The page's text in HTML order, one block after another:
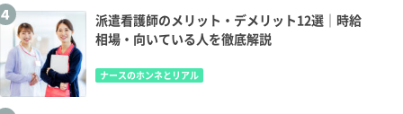
派遣看護師のメリット・デメリット12選｜時給
相場・向いている人を徹底解説
ナースのホンネとリアル